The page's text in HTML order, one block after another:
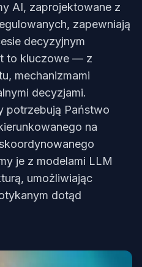
AI, zaprojektowane z
zapewniają
decyzyjnym
to kluczowe — z
mechanizmami
decyzjami.
potrzebują Państwo
na
je z modelami LLM
umożliwiając
dotąd